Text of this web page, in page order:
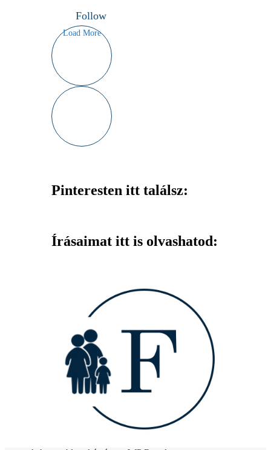
Follow
Load More
Pinteresten itt találsz:
Írásaimat itt is olvashatod: